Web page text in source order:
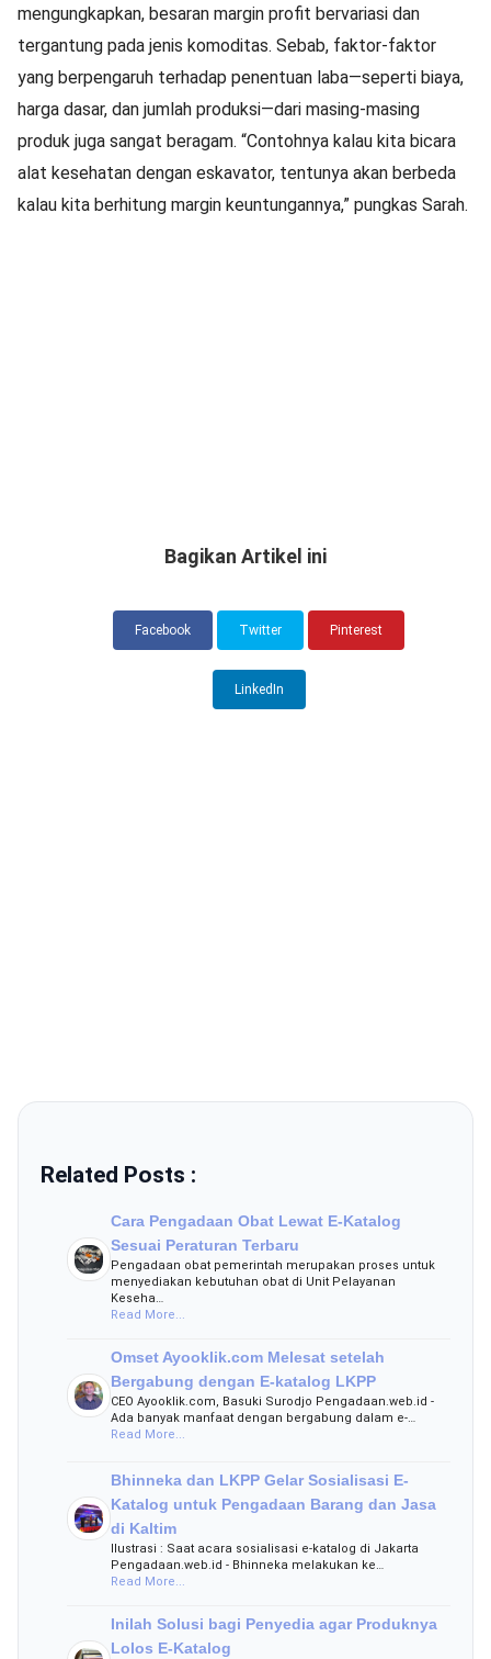
mengungkapkan, besaran margin profit bervariasi dan
tergantung pada jenis komoditas. Sebab, faktor-faktor
yang berpengaruh terhadap penentuan laba—seperti biaya,
harga dasar, dan jumlah produksi—dari masing-masing
produk juga sangat beragam. “Contohnya kalau kita bicara
alat kesehatan dengan eskavator, tentunya akan berbeda
kalau kita berhitung margin keuntungannya,” pungkas Sarah.
Bagikan Artikel ini
Facebook Twitter Pinterest
LinkedIn
Related Posts :
Cara Pengadaan Obat Lewat E-Katalog
Sesuai Peraturan Terbaru
Pengadaan obat pemerintah merupakan proses untuk
menyediakan kebutuhan obat di Unit Pelayanan
Keseha…
Read More...
Omset Ayooklik.com Melesat setelah
Bergabung dengan E-katalog LKPP
CEO Ayooklik.com, Basuki Surodjo Pengadaan.web.id -
Ada banyak manfaat dengan bergabung dalam e-…
Read More...
Bhinneka dan LKPP Gelar Sosialisasi E-
Katalog untuk Pengadaan Barang dan Jasa
di Kaltim
Ilustrasi : Saat acara sosialisasi e-katalog di Jakarta
Pengadaan.web.id - Bhinneka melakukan ke…
Read More...
Inilah Solusi bagi Penyedia agar Produknya
Lolos E-Katalog